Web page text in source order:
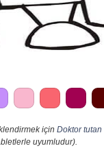
için Doktor tutan
uyumludur).